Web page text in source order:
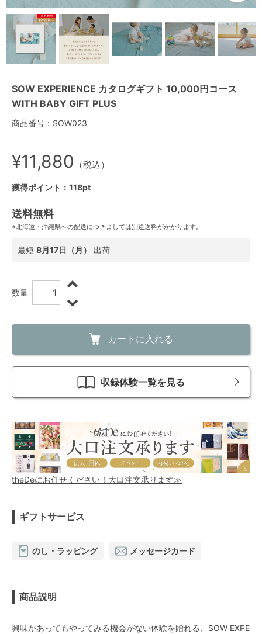
SOW EXPERIENCE カタログギフト 10,000円コース
WITH BABY GIFT PLUS
商品番号：SOW023
¥11,880 （税込）
獲得ポイント：118pt
送料無料
※北海道・沖縄県への配送につきましては別途送料がかかります。
最短 8月17日（月） 出荷
数量
カートに入れる
収録体験一覧を見る
theDeにお任せください！大口注文承ります≫
ギフトサービス
のし・ラッピング メッセージカード
商品説明
興味があってもやってみる機会がない体験を贈れる、SOW EXPE